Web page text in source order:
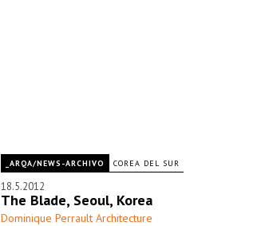
_ARQA/NEWS-ARCHIVO COREA DEL SUR
18.5.2012
The Blade, Seoul, Korea
Dominique Perrault Architecture